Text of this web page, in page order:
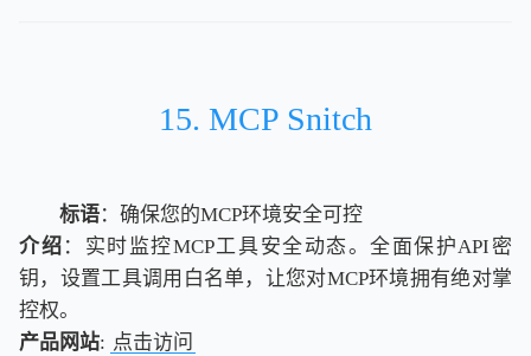
15. MCP Snitch
标语：确保您的MCP环境安全可控
介绍 ：实时监控MCP工具安全动态。全面保护API密
钥，设置工具调用白名单，让您对MCP环境拥有绝对掌
控权。
产品网站: 点击访问